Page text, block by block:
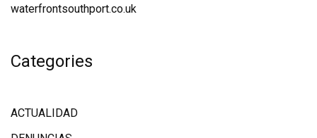
waterfrontsouthport.co.uk
Categories
ACTUALIDAD